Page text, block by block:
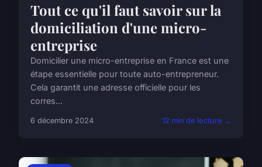
Tout ce qu'il faut savoir sur la
domiciliation d'une micro-
entreprise
Domicilier une micro-entreprise en France est une
étape essentielle pour toute auto-entrepreneur.
Cela garantit une adresse officielle pour les
corres...
6 décembre 2024 12 min de lecture →